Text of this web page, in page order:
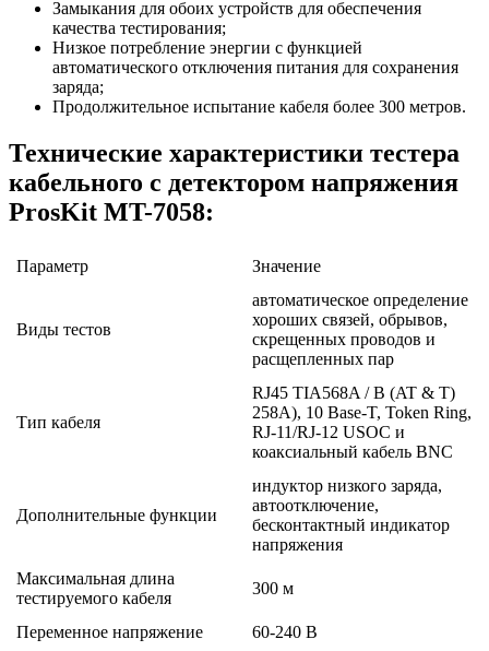
Замыкания для обоих устройств для обеспечения
качества тестирования;
Низкое потребление энергии с функцией
автоматического отключения питания для сохранения
заряда;
Продолжительное испытание кабеля более 300 метров.
Технические характеристики тестера
кабельного с детектором напряжения
ProsKit MT-7058:
Параметр Значение
Виды тестов
автоматическое определение
хороших связей, обрывов,
скрещенных проводов и
расщепленных пар
Тип кабеля
RJ45 TIA568A / B (AT & T)
258A), 10 Base-T, Token Ring,
RJ-11/RJ-12 USOC и
коаксиальный кабель BNC
Дополнительные функции
индуктор низкого заряда,
автоотключение,
бесконтактный индикатор
напряжения
Максимальная длина
тестируемого кабеля
300 м
Переменное напряжение 60-240 В